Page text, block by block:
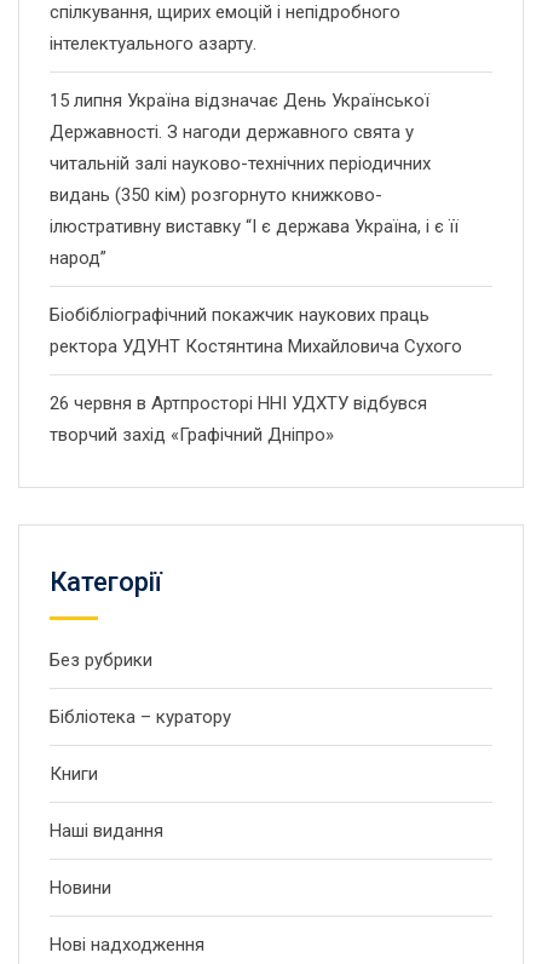
спілкування, щирих емоцій і непідробного
інтелектуального азарту.
15 липня Україна відзначає День Української
Державності. З нагоди державного свята у
читальній залі науково-технічних періодичних
видань (350 кім) розгорнуто книжково-
ілюстративну виставку “І є держава Україна, і є її
народ”
Біобібліографічний покажчик наукових праць
ректора УДУНТ Костянтина Михайловича Сухого
26 червня в Артпросторі ННІ УДХТУ відбувся
творчий захід «Графічний Дніпро»
Категорії
Без рубрики
Бібліотека – куратору
Книги
Наші видання
Новини
Нові надходження